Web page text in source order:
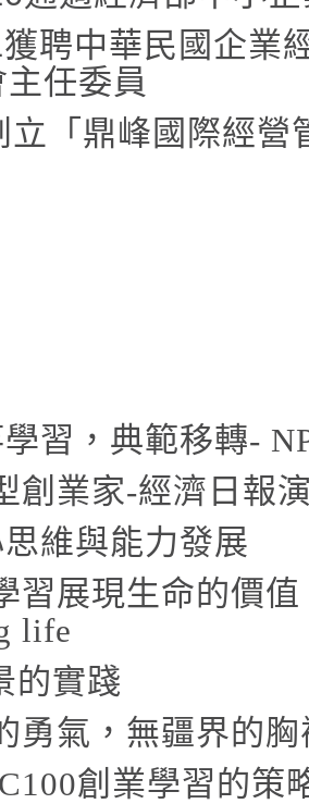
獲聘中華民國企業
任委員
立 「 鼎峰國際經營
習，典範移轉-
創業家-經濟日報
維與能力發展
習展現生命的價值
life
的實踐
勇氣，無疆界的胸
創業學習的策